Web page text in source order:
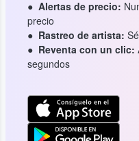
Alertas de precio:
precio
Rastreo de artista:
Reventa con un clic:
segundos